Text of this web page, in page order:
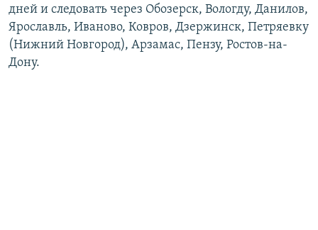
дней и следовать через Обозерск, Вологду, Данилов,
Ярославль, Иваново, Ковров, Дзержинск, Петряевку
(Нижний Новгород), Арзамас, Пензу, Ростов-на-
Дону.